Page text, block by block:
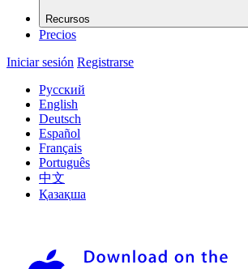
Recursos
Precios
Iniciar sesión Registrarse
Русский
English
Deutsch
Español
Français
Português
中文
Қазақша